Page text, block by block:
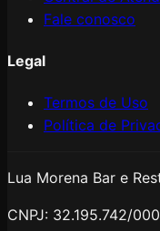
Fale conosco
Legal
Termos de Uso
Política de
Lua Morena Bar e
CNPJ: 32.195.742/